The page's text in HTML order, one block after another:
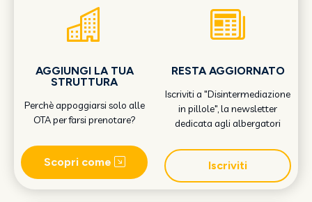
AGGIUNGI LA TUA
STRUTTURA
Perchè appoggiarsi solo alle
OTA per farsi prenotare?
Scopri come
RESTA AGGIORNATO
Iscriviti a "Disintermediazione
in pillole", la newsletter
dedicata agli albergatori
Iscriviti